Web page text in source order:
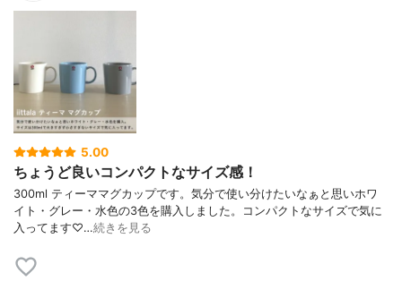
5.00
ちょうど良いコンパクトなサイズ感！
300ml ティーママグカップです。気分で使い分けたいなぁと思いホワ
イト・グレー・水色の3色を購入しました。コンパクトなサイズで気に
入ってます♡…続きを見る